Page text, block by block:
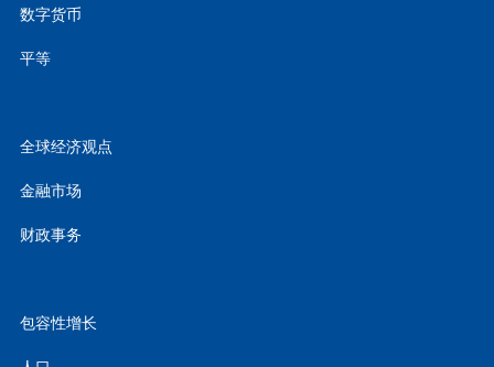
数字货币
平等
全球经济观点
金融市场
财政事务
包容性增长